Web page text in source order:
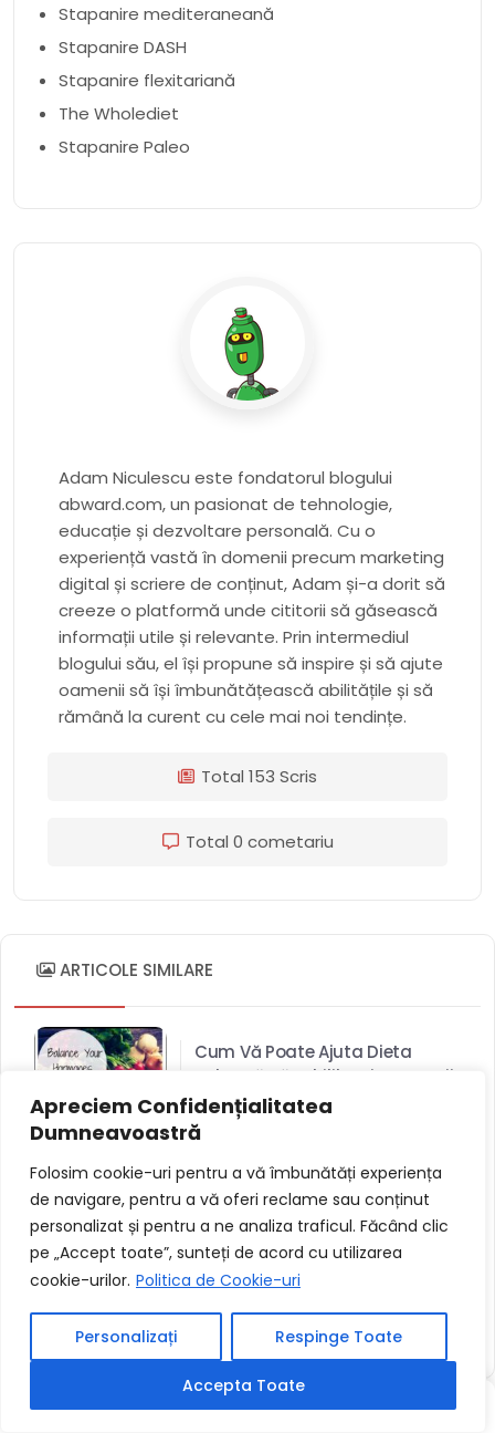
Apreciem Confidențialitatea
Dumneavoastră
Folosim cookie-uri pentru a vă îmbunătăți experiența
de navigare, pentru a vă oferi reclame sau conținut
personalizat și pentru a ne analiza traficul. Făcând clic
pe „Accept toate”, sunteți de acord cu utilizarea
cookie-urilor. Politica de Cookie-uri
Personalizați Respinge Toate
Accepta Toate
Stapanire mediteraneană
Stapanire DASH
Stapanire flexitariană
The Wholediet
Stapanire Paleo
Adam Niculescu este fondatorul blogului
abward.com, un pasionat de tehnologie,
educație și dezvoltare personală. Cu o
experiență vastă în domenii precum marketing
digital și scriere de conținut, Adam și-a dorit să
creeze o platformă unde cititorii să găsească
informații utile și relevante. Prin intermediul
blogului său, el își propune să inspire și să ajute
oamenii să își îmbunătățească abilitățile și să
rămână la curent cu cele mai noi tendințe.
Total 153 Scris
Total 0 cometariu
ARTICOLE SIMILARE
Cum Vă Poate Ajuta Dieta
Paleo Să Vă Echilibrați Hormonii
6 Moduri De A Trata Afecțiunile
Comune Ale Pielii
Pierderea În Greutate